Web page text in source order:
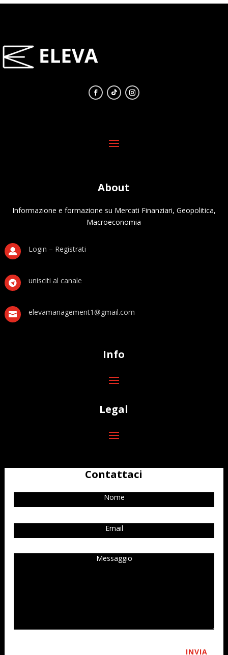
About
Informazione e formazione su Mercati Finanziari, Geopolitica,
Macroeconomia
 Login – Registrati
 unisciti al canale
 elevamanagement1@gmail.com
Info
Legal
Contattaci
INVIA